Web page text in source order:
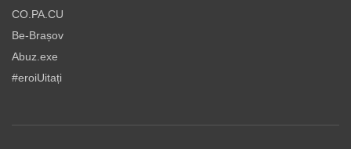
CO.PA.CU
Be-Brașov
Abuz.exe
#eroiUitați